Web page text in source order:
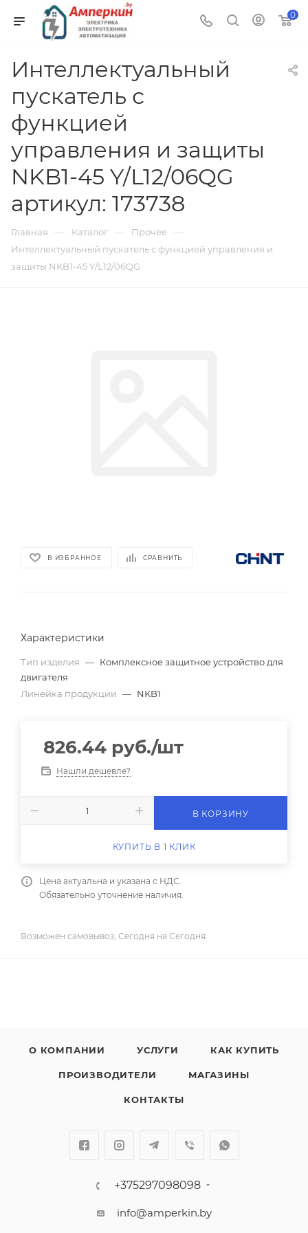
0
Интеллектуальный
пускатель с
функцией
управления и защиты
NKB1-45 Y/L12/06QG
артикул: 173738
Главная — Каталог — Прочее —
Интеллектуальный пускатель с функцией управления и
защиты NKB1-45 Y/L12/06QG
В ИЗБРАННОЕ СРАВНИТЬ
Характеристики
Тип изделия — Комплексное защитное устройство для
двигателя
Линейка продукции — NKB1
826.44 руб./шт
Нашли дешевле?
В КОРЗИНУ
КУПИТЬ В 1 КЛИК
Цена актуальна и указана с НДС.
Обязательно уточнение наличия.
Возможен самовывоз, Сегодня на Сегодня.
О КОМПАНИИ УСЛУГИ КАК КУПИТЬ
ПРОИЗВОДИТЕЛИ МАГАЗИНЫ
КОНТАКТЫ
+375297098098
info@amperkin.by